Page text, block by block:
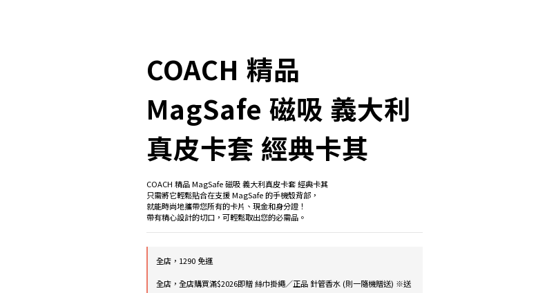
COACH 精品
MagSafe 磁吸 義大利
真皮卡套 經典卡其
COACH 精品 MagSafe 磁吸 義大利真皮卡套 經典卡其
只需將它輕鬆貼合在支援 MagSafe 的手機殼背部，
就能時尚地攜帶您所有的卡片、現金和身分證！
帶有精心設計的切口，可輕鬆取出您的必需品。
全店，1290 免運
全店，全店購買滿$2026即贈 絲巾掛繩／正品 針管香水 (則一隨機贈送) ※送